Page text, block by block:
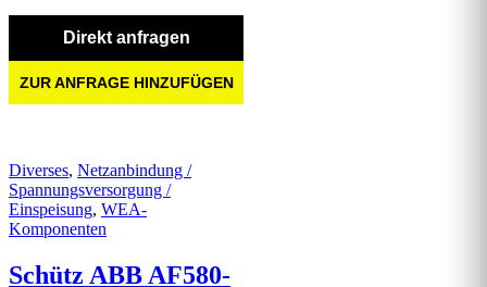
Direkt anfragen
ZUR ANFRAGE HINZUFÜGEN
Diverses, Netzanbindung /
Spannungsversorgung /
Einspeisung, WEA-
Komponenten
Schütz ABB AF580-